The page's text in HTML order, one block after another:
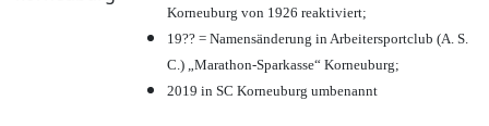
Korneuburg von 1926 reaktiviert;
19?? = Namensänderung in Arbeitersportclub (A. S.
C.) „Marathon-Sparkasse“ Korneuburg;
2019 in SC Korneuburg umbenannt